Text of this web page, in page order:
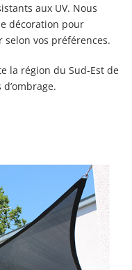
aux UV. Nous
décoration pour
vos préférences.
la région du Sud-Est de